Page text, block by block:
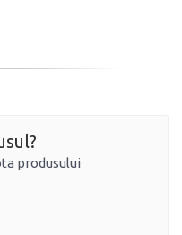
produsului